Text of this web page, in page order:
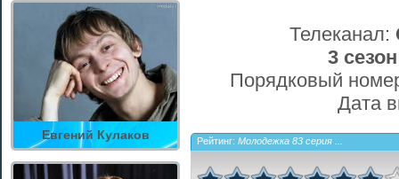
Евгений Кулаков
Телеканал:
3 сезон
Порядковый
Дата
Рейтинг: Молодежка 83 серия ...